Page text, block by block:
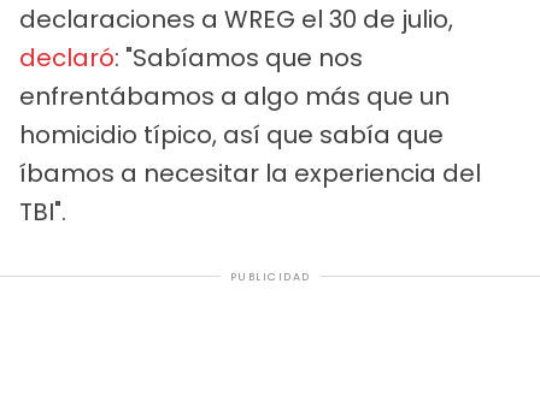
declaraciones a WREG el 30 de julio,
declaró: "Sabíamos que nos
enfrentábamos a algo más que un
homicidio típico, así que sabía que
íbamos a necesitar la experiencia del
TBI".
PUBLICIDAD